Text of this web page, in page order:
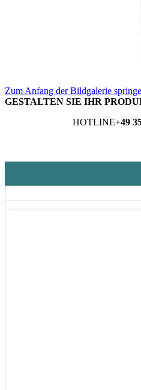
Zum Anfang der Bildgalerie
GESTALTEN SIE IHR
HOTLINE+49